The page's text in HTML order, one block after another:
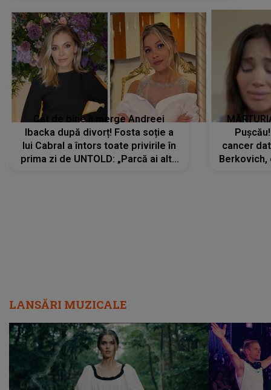
Cât de bine îi merge Andreei
Ibacka după divorț! Fosta soție a
lui Cabral a întors toate privirile în
prima zi de UNTOLD: „Parcă ai altă
cancer
Berkovich,
LANSĂRI MUZICALE